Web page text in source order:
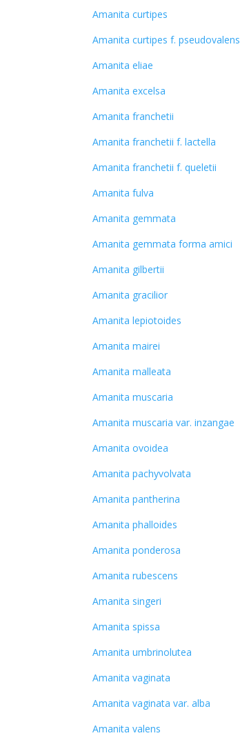
Amanita curtipes
Amanita curtipes f. pseudovalens
Amanita eliae
Amanita excelsa
Amanita franchetii
Amanita franchetii f. lactella
Amanita franchetii f. queletii
Amanita fulva
Amanita gemmata
Amanita gemmata forma amici
Amanita gilbertii
Amanita gracilior
Amanita lepiotoides
Amanita mairei
Amanita malleata
Amanita muscaria
Amanita muscaria var. inzangae
Amanita ovoidea
Amanita pachyvolvata
Amanita pantherina
Amanita phalloides
Amanita ponderosa
Amanita rubescens
Amanita singeri
Amanita spissa
Amanita umbrinolutea
Amanita vaginata
Amanita vaginata var. alba
Amanita valens